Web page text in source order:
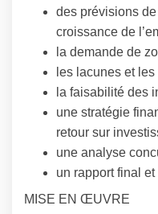
des prévisions
croissance de
la demande de
les lacunes et
la faisabilité des
une stratégie
retour sur
une analyse
un rapport final
MISE EN ŒUVRE